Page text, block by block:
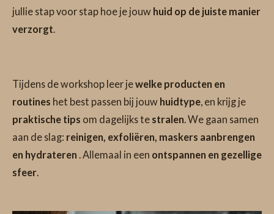
jullie stap voor stap hoe je jouw huid op de juiste manier
verzorgt
Tijdens de workshop leer jewelke producten en
routines het best passen bij jouw huidtype, en krijg je
praktische tips om dagelijks te stralen. We gaan samen
aan de slag: reinigen, exfoliëren, maskers aanbrengen
en hydrateren . Allemaal in een ontspannen en gezellige
sfeer.